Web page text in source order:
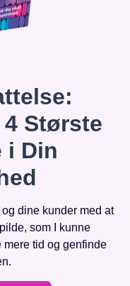
Største
i Din
dine kunder med at
som I kunne
mere tid og genfinde